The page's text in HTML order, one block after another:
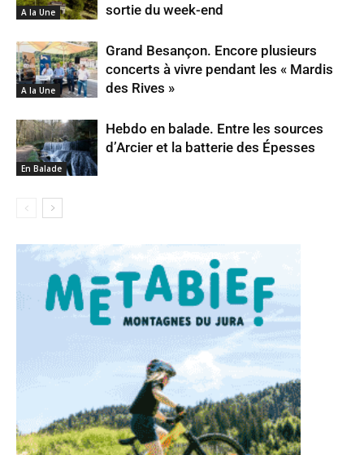
A la Une
sortie du week-end
A la Une
Grand Besançon. Encore plusieurs
concerts à vivre pendant les « Mardis
des Rives »
En Balade
Hebdo en balade. Entre les sources
d’Arcier et la batterie des Épesses